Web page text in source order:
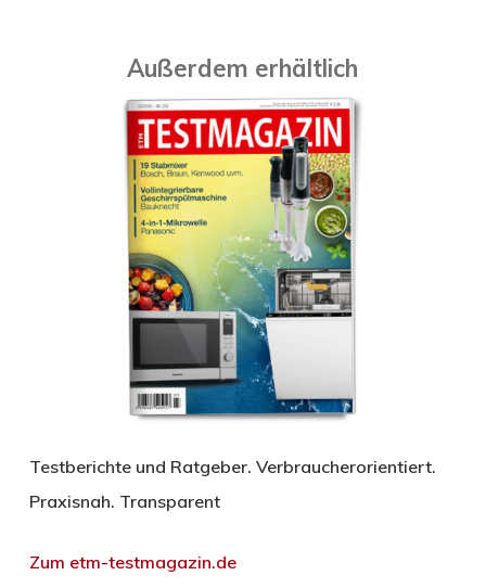
Außerdem erhältlich
Testberichte und Ratgeber. Verbraucherorientiert.
Praxisnah. Transparent
Zum etm-testmagazin.de